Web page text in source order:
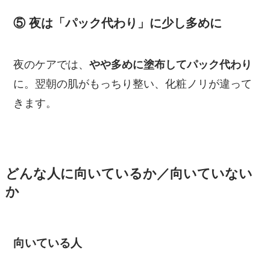
⑤ 夜は「パック代わり」に少し多めに
夜のケアでは、やや多めに塗布してパック代わり
に。翌朝の肌がもっちり整い、化粧ノリが違って
きます。
どんな人に向いているか／向いていない
か
向いている人